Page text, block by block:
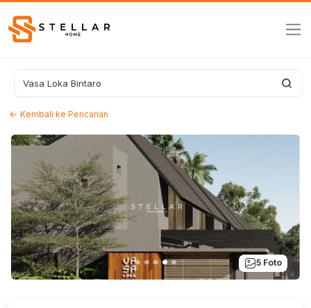
Kembali ke Pencarian
5 Foto